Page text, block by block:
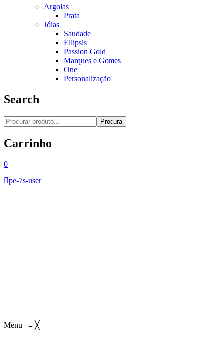
Argolas
Prata
Jóias
Saudade
Ellipsis
Passion Gold
Marques e Gomes
One
Personalização
Search
Procura
Carrinho
0
pe-7s-user
Menu ≡ ╳